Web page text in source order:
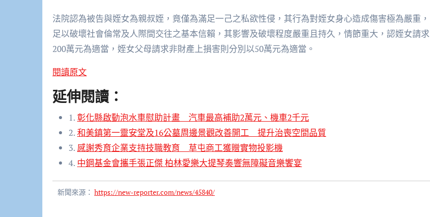
法院認為被告與姪女為親叔姪，竟僅為滿足一己之私欲性侵，其行為對姪女身心造成傷害極為嚴重，
足以破壞社會倫常及人際間交往之基本信賴，其影響及破壞程度嚴重且持久，情節重大，認姪女請求
200萬元為適當，姪女父母請求非財產上損害則分別以50萬元為適當。
閱讀原文
延伸閱讀：
1.彰化縣啟動泡水車慰助計畫 汽車最高補助2萬元、機車2千元
2.和美鎮第一靈安堂及16公墓周邊景觀改善開工 提升治喪空間品質
3. 感謝秀育企業支持技職教育 草屯商工獲贈實物投影機
4. 中鋼基金會攜手張正傑 柏林愛樂大提琴奏響無障礙音樂饗宴
新聞來源： https://new-reporter.com/news/45840/